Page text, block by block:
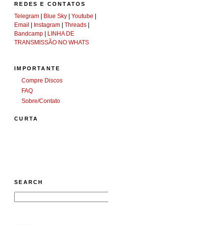
REDES E CONTATOS
Telegram | Blue Sky |Youtube |
Email | Instagram |Threads |
Bandcamp | LINHA DE
TRANSMISSÃO NO WHATS
IMPORTANTE
Compre Discos
FAQ
Sobre/Contato
CURTA
SEARCH